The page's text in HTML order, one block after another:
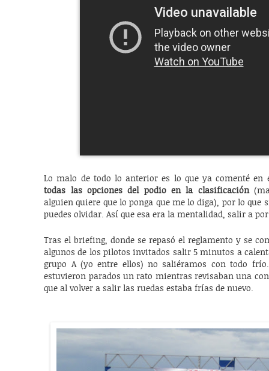
Lo malo de todo lo anterior es lo que ya comenté en
todas las opciones del podio en la clasificación
alguien quiere que lo ponga que me lo diga), por lo que
puedes olvidar. Así que esa era la mentalidad, salir a
Tras el briefing, donde se repasó el reglamento y se
algunos de los pilotos invitados salir 5 minutos a
grupo A (yo entre ellos) no saliéramos con todo
estuvieron parados un rato mientras revisaban una
que al volver a salir las ruedas estaba frías de nuevo.